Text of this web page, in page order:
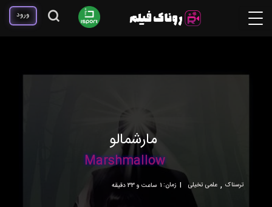
ورود
مارشمالو
Marshmallow
ترسناک , علمی تخیلی | زمان:1ساعت و 33 دقیقه